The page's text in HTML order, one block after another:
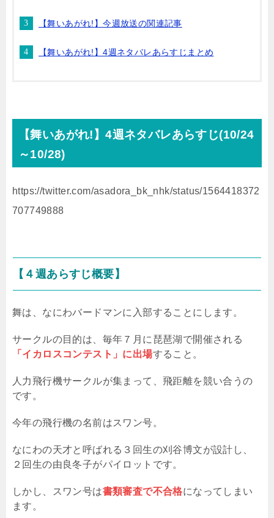
【舞いあがれ!】今週放送の関連記事
【舞いあがれ!】4週ネタバレあらすじまとめ
【舞いあがれ!】4週ネタバレあらすじ(10/24
～10/28)
https://twitter.com/asadora_bk_nhk/status/1564418372
707749888
【４週あらすじ概要】
舞は、なにわバードマンに入部することにします。
サークルの目的は、毎年７月に琵琶湖で開催される
「イカロスコンテスト」に出場すること。
人力飛行機サークルが集まって、飛距離を競い合うの
です。
今年の飛行機の名前はスワン号。
なにわの天才と呼ばれる３回生の刈谷博文が設計し、
２回生の由良冬子がパイロットです。
しかし、スワン号は書類審査で不合格になってしまい
ます。